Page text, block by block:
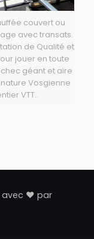
couvert ou
avec transats.
de Qualité et
jouer en toute
géant et aire
Vosgienne
VTT..
avec ♥ par